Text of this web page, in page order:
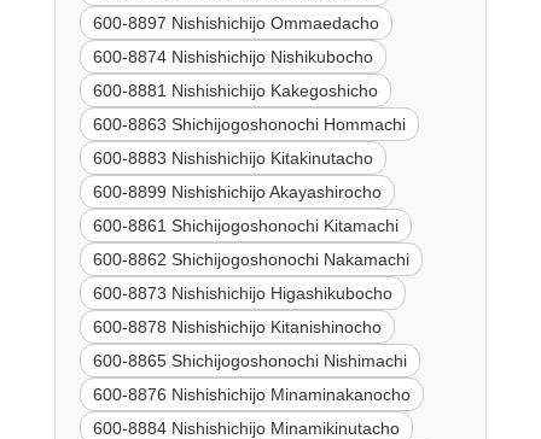
600-8897 Nishishichijo Ommaedacho
600-8874 Nishishichijo Nishikubocho
600-8881 Nishishichijo Kakegoshicho
600-8863 Shichijogoshonochi Hommachi
600-8883 Nishishichijo Kitakinutacho
600-8899 Nishishichijo Akayashirocho
600-8861 Shichijogoshonochi Kitamachi
600-8862 Shichijogoshonochi Nakamachi
600-8873 Nishishichijo Higashikubocho
600-8878 Nishishichijo Kitanishinocho
600-8865 Shichijogoshonochi Nishimachi
600-8876 Nishishichijo Minaminakanocho
600-8884 Nishishichijo Minamikinutacho